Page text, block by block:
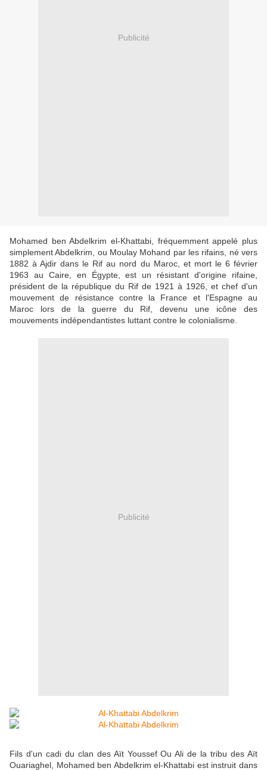
Publicité
Mohamed ben Abdelkrim el-Khattabi, fréquemment appelé plus
simplement Abdelkrim, ou Moulay Mohand par les rifains, né vers
1882 à Ajdir dans le Rif au nord du Maroc, et mort le 6 février
1963 au Caire, en Égypte, est un résistant d'origine rifaine,
président de la république du Rif de 1921 à 1926, et chef d'un
mouvement de résistance contre la France et l'Espagne au
Maroc lors de la guerre du Rif, devenu une icône des
mouvements indépendantistes luttant contre le colonialisme.
Publicité
Fils d'un cadi du clan des Aït Youssef Ou Ali de la tribu des Aït
Ouariaghel, Mohamed ben Abdelkrim el-Khattabi est instruit dans